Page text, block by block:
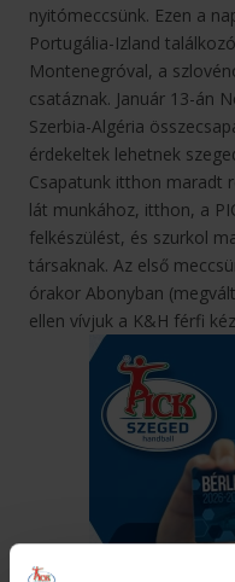
nyitómeccsünk. Ezen a
Portugália-Izland
Montenegróval, a
csatáznak. Január 13-án
Szerbia-Algéria
érdekeltek lehetnek
Csapatunk itthon maradt
lát munkához, itthon, a
felkészülést, és szurkol
társaknak. Az első
órakor Abonyban
ellen vívjuk a K&H férfi